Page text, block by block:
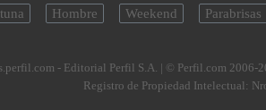
Hombre Weekend Parabrisas
- Editorial Perfil S.A. | © Perfil.com 2006-
Registro de Propiedad Intelectual: